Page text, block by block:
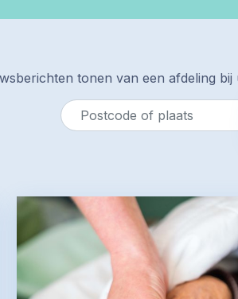
tonen van een afdeling bij